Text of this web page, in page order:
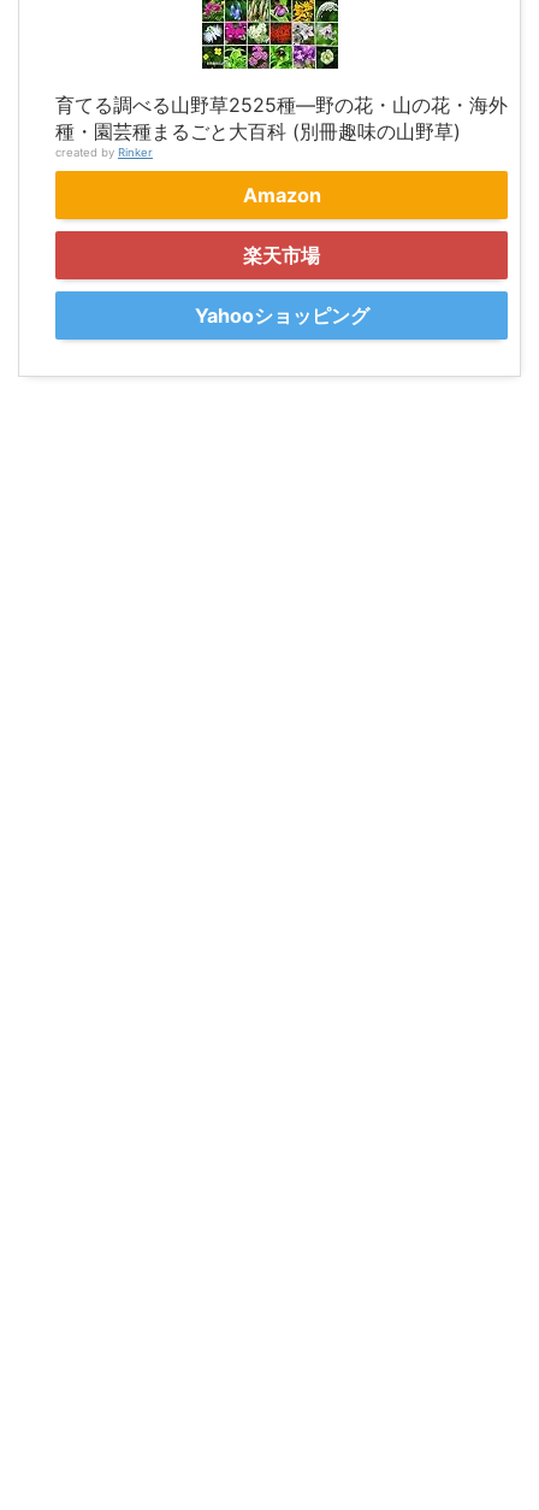
育てる調べる山野草2525種―野の花・山の花・海外
種・園芸種まるごと大百科 (別冊趣味の山野草)
created by Rinker
Amazon
楽天市場
Yahooショッピング